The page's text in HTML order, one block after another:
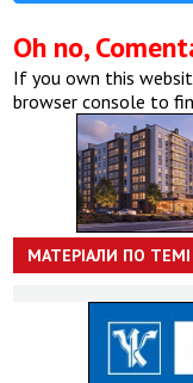
Oh no,
If you own this
browser console to
МАТЕРІАЛИ ПО ТЕМІ